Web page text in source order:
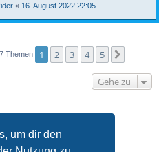
um dir den
« 16. August 2022 22:05
Themen 1 2 3 4 5
Gehe zu
erstellen.